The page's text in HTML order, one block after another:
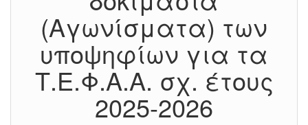
(Αγωνίσματα) των
υποψηφίων για τα
Τ.Ε.Φ.Α.Α. σχ. έτους
2025-2026